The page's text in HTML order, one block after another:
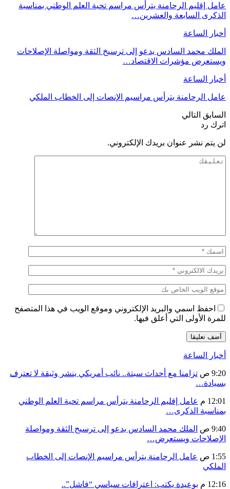
عامل إقليم الرحامنة يترأس مراسم تحية العلم الوطني بمناسبة
الذكرى السابعة والعشرين…
أخبار الساعة
الملك محمد السادس يدعو إلى ترسيخ الثقة ومواصلة الإصلاحات
ويستعرض مؤشرات الاقتصاد…
أخبار الساعة
عامل الرحامنة يترأس مراسيم الإنصات إلى الخطاب الملكي
السابق التالي
اترك رد
لن يتم نشر عنوان بريدك الإلكتروني.
احفظ اسمي والبريد الإلكتروني وموقع الويب في هذا المتصفح
للمرة الأولى التي أعلق فيها.
أخبار الساعة
9:20 ص
تزامنا مع أحداث سبتة.. نائب أمريكي ينشر وثيقة لا تعترف
بسيادة…
12:01 م
عامل إقليم الرحامنة يترأس مراسم تحية العلم الوطني
بمناسبة الذكرى…
9:40 ص
الملك محمد السادس يدعو إلى ترسيخ الثقة ومواصلة
الإصلاحات ويستعرض…
1:55 ص
عامل الرحامنة يترأس مراسيم الإنصات إلى الخطاب
الملكي
12:16 م بوعيدة يكتب: اعترافات سياسي “فاشل”..